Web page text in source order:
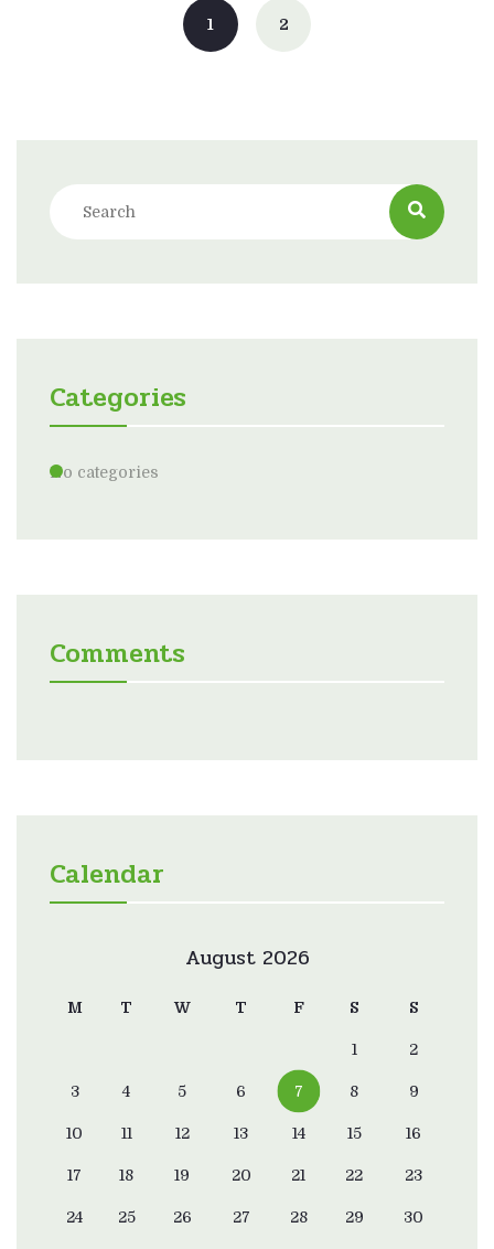
1 2
Categories
No categories
Comments
Calendar
August 2026
M T W T F S S
1 2
3 4 5 6 7 8 9
10 11 12 13 14 15 16
17 18 19 20 21 22 23
24 25 26 27 28 29 30